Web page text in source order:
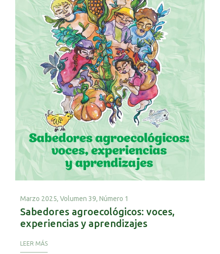
Marzo 2025, Volumen 39, Número 1
Sabedores agroecológicos: voces,
experiencias y aprendizajes
LEER MÁS